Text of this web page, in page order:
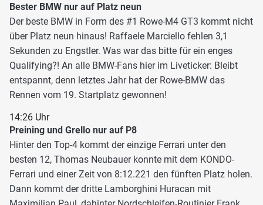
Bester BMW nur auf Platz neun
Der beste BMW in Form des #1 Rowe-M4 GT3 kommt nicht
über Platz neun hinaus! Raffaele Marciello fehlen 3,1
Sekunden zu Engstler. Was war das bitte für ein enges
Qualifying?! An alle BMW-Fans hier im Liveticker: Bleibt
entspannt, denn letztes Jahr hat der Rowe-BMW das
Rennen vom 19. Startplatz gewonnen!
14:26 Uhr
Preining und Grello nur auf P8
Hinter den Top-4 kommt der einzige Ferrari unter den
besten 12, Thomas Neubauer konnte mit dem KONDO-
Ferrari und einer Zeit von 8:12.221 den fünften Platz holen.
Dann kommt der dritte Lamborghini Huracan mit